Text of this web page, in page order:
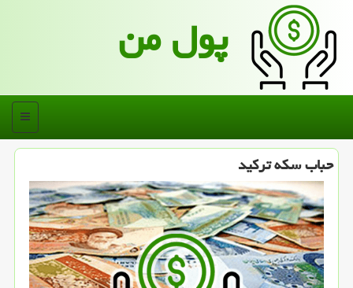
پول من
منو
حباب سكه تركید